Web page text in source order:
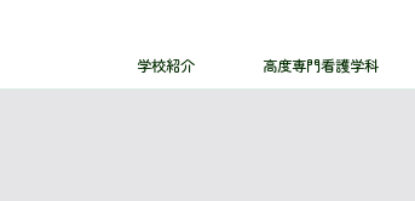
学校紹介 高度専門看護学科